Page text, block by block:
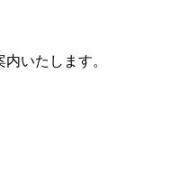
いたします。